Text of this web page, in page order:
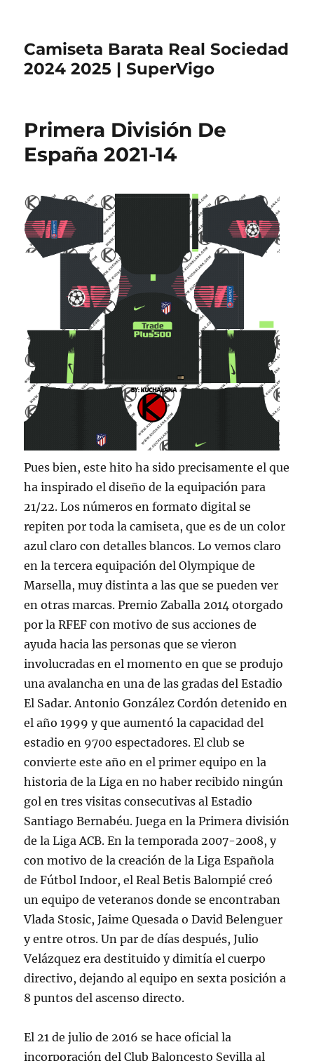
Camiseta Barata Real Sociedad
2024 2025 | SuperVigo
Primera División De
España 2021-14
Pues bien, este hito ha sido precisamente el que
ha inspirado el diseño de la equipación para
21/22. Los números en formato digital se
repiten por toda la camiseta, que es de un color
azul claro con detalles blancos. Lo vemos claro
en la tercera equipación del Olympique de
Marsella, muy distinta a las que se pueden ver
en otras marcas. Premio Zaballa 2014 otorgado
por la RFEF con motivo de sus acciones de
ayuda hacia las personas que se vieron
involucradas en el momento en que se produjo
una avalancha en una de las gradas del Estadio
El Sadar. Antonio González Cordón detenido en
el año 1999 y que aumentó la capacidad del
estadio en 9700 espectadores. El club se
convierte este año en el primer equipo en la
historia de la Liga en no haber recibido ningún
gol en tres visitas consecutivas al Estadio
Santiago Bernabéu. Juega en la Primera división
de la Liga ACB. En la temporada 2007-2008, y
con motivo de la creación de la Liga Española
de Fútbol Indoor, el Real Betis Balompié creó
un equipo de veteranos donde se encontraban
Vlada Stosic, Jaime Quesada o David Belenguer
y entre otros. Un par de días después, Julio
Velázquez era destituido y dimitía el cuerpo
directivo, dejando al equipo en sexta posición a
8 puntos del ascenso directo.
El 21 de julio de 2016 se hace oficial la
incorporación del Club Baloncesto Sevilla al